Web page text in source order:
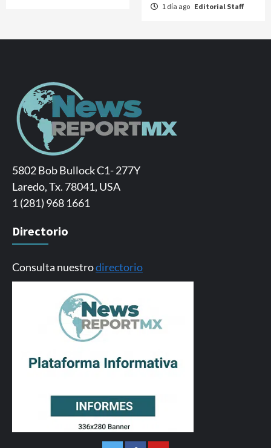
1 día ago Editorial Staff
5802 Bob Bullock C1- 277Y
Laredo, Tx. 78041, USA
1 (281) 968 1661
Directorio
Consulta nuestrodirectorio